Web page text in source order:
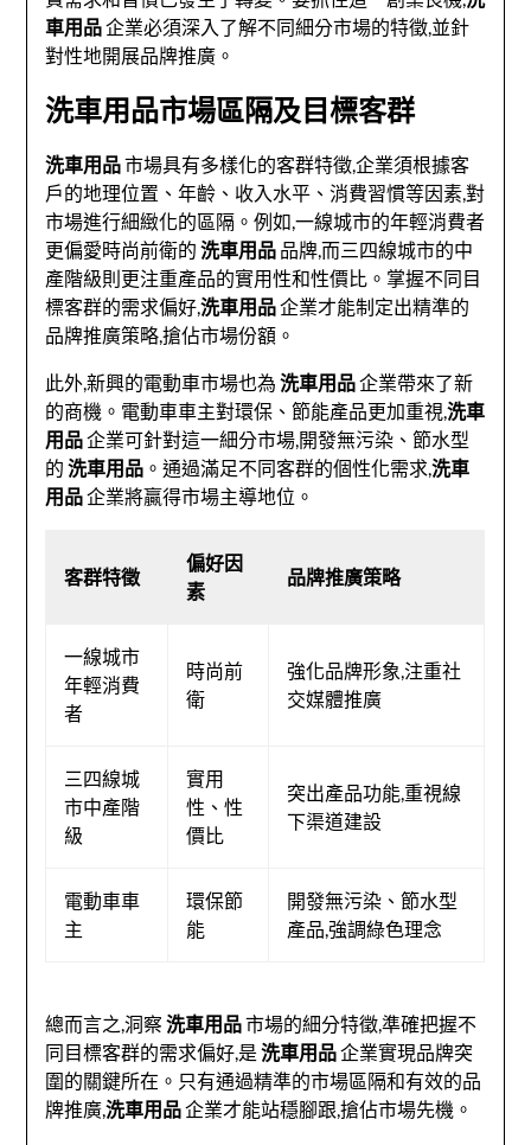
車用品企業必須深入了解不同細分市場的特徵,並針
對性地開展品牌推廣。
洗車用品市場區隔及目標客群
洗車用品市場具有多樣化的客群特徵,企業須根據客
戶的地理位置、年齡、收入水平、消費習慣等因素,對
市場進行細緻化的區隔。例如,一線城市的年輕消費者
更偏愛時尚前衛的洗車用品 品牌,而三四線城市的中
產階級則更注重產品的實用性和性價比。掌握不同目
標客群的需求偏好,洗車用品企業才能制定出精準的
品牌推廣策略,搶佔市場份額。
此外,新興的電動車市場也為洗車用品企業帶來了新
的商機。電動車車主對環保、節能產品更加重視,洗車
用品企業可針對這一細分市場,開發無污染、節水型
的洗車用品 。通過滿足不同客群的個性化需求,洗車
用品企業將贏得市場主導地位。
客群特徵
偏好因
素
品牌推廣策略
一線城市
年輕消費
者
時尚前
衛
強化品牌形象,注重社
交媒體推廣
三四線城
市中產階
級
實用
性、性
價比
突出產品功能,重視線
下渠道建設
電動車車
主
環保節
能
開發無污染、節水型
產品,強調綠色理念
總而言之,洞察洗車用品市場的細分特徵,準確把握不
同目標客群的需求偏好,是洗車用品企業實現品牌突
圍的關鍵所在。只有通過精準的市場區隔和有效的品
牌推廣,洗車用品企業才能站穩腳跟,搶佔市場先機。